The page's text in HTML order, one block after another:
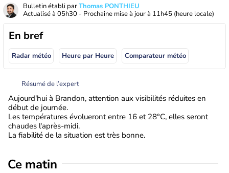
Bulletin établi parThomas PONTHIEU
Actualisé à 05h30 - Prochaine mise à jour à 11h45 (heure locale)
En bref
Radar météo Heure par Heure Comparateur météo
Résumé de l’expert
Aujourd'hui à Brandon, attention aux visibilités réduites en
début de journée.
Les températures évolueront entre 16 et 28°C, elles seront
chaudes l'après-midi.
La fiabilité de la situation est très bonne.
Ce matin